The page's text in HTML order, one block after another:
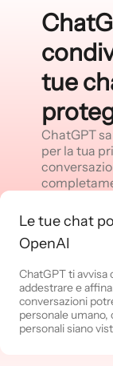
tue
ChatGPT
per la tua
Le tue chat
OpenAI
ChatGPT ti avvisa
addestrare e
conversazioni
personale umano,
personali siano